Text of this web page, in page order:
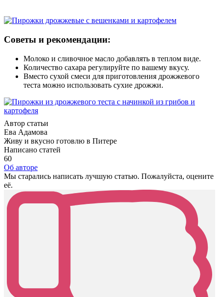
Советы и рекомендации:
Молоко и сливочное масло добавлять в теплом виде.
Количество сахара регулируйте по вашему вкусу.
Вместо сухой смеси для приготовления дрожжевого
теста можно использовать сухие дрожжи.
Автор статьи
Ева Адамова
Живу и вкусно готовлю в Питере
Написано статей
60
Об авторе
Мы старались написать лучшую статью. Пожалуйста, оцените
её.